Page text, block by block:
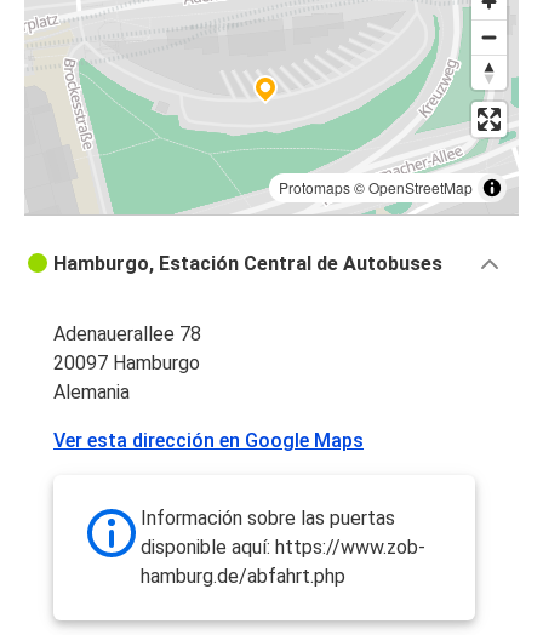
Protomaps©OpenStreetMap
Hamburgo, Estación Central de Autobuses
Adenauerallee 78
20097 Hamburgo
Alemania
Ver esta dirección en Google Maps
Información sobre las puertas
disponible aquí: https://www.zob-
hamburg.de/abfahrt.php